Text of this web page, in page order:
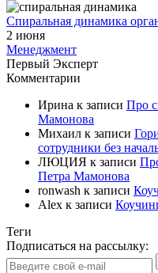
Спиральная динамика
2 июня
Менеджмент
Первый Эксперт
Комментарии
Ирина к записи Про
Мамонова
Михаил к записи
сотрудники без
ЛЮЦИЯ к записи
Петра Мамонова
ronwash к записи
Alex к записи
Теги
Подписаться на рассылку: